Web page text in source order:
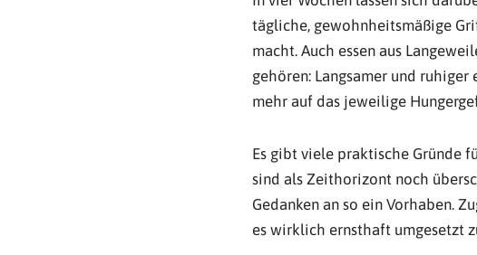
tägliche, gewohnheitsmäßige
macht. Auch essen aus
gehören: Langsamer und
mehr auf das jeweilige
Es gibt viele praktische Gründe
sind als Zeithorizont noch
Gedanken an so ein Vorhaben.
es wirklich ernsthaft umgesetzt